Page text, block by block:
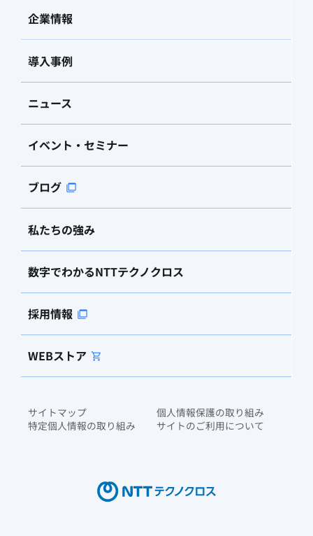
企業情報
導入事例
ニュース
イベント・セミナー
ブログ
私たちの強み
数字でわかるNTTテクノクロス
採用情報
WEBストア
サイトマップ
個人情報保護の取り組み
特定個人情報の取り組み
サイトのご利用について